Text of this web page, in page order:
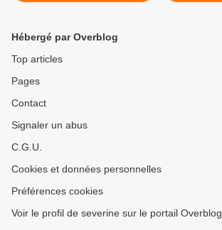
Hébergé par Overblog
Top articles
Pages
Contact
Signaler un abus
C.G.U.
Cookies et données personnelles
Préférences cookies
Voir le profil de severine sur le portail Overblog